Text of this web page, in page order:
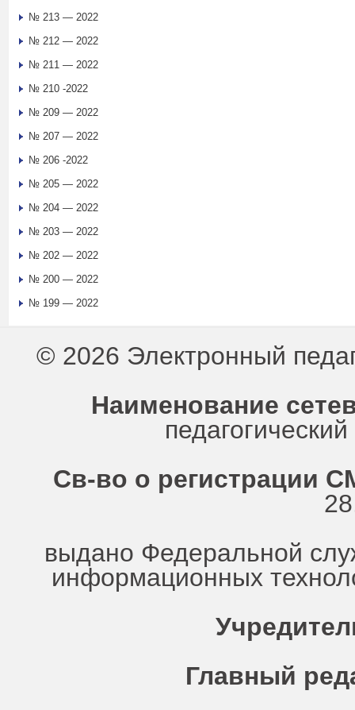
№ 213 — 2022
№ 212 — 2022
№ 211 — 2022
№ 210 -2022
№ 209 — 2022
№ 207 — 2022
№ 206 -2022
№ 205 — 2022
№ 204 — 2022
№ 203 — 2022
№ 202 — 2022
№ 200 — 2022
№ 199 — 2022
© 2026 Электронный
Наименование
Св-во о регистрации
выдано Федеральной
информационных
Главный